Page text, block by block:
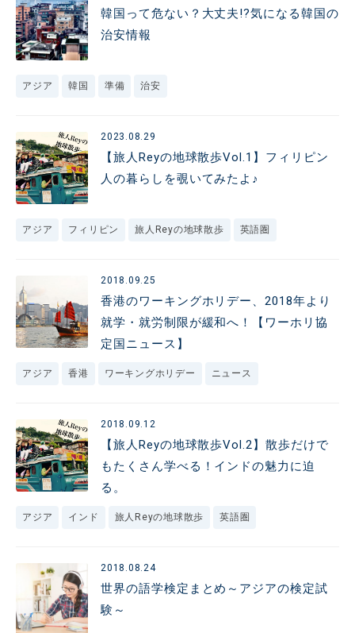
韓国って危ない？大丈夫!?気になる韓国の
治安情報
アジア 韓国 準備 治安
2023.08.29
【旅人Reyの地球散歩Vol.1】フィリピン
人の暮らしを覗いてみたよ♪
アジア フィリピン 旅人Reyの地球散歩 英語圏
2018.09.25
香港のワーキングホリデー、2018年より
就学・就労制限が緩和へ！【ワーホリ協
定国ニュース】
アジア 香港 ワーキングホリデー ニュース
2018.09.12
【旅人Reyの地球散歩Vol.2】散歩だけで
もたくさん学べる！インドの魅力に迫
る。
アジア インド 旅人Reyの地球散歩 英語圏
2018.08.24
世界の語学検定まとめ～アジアの検定試
験～